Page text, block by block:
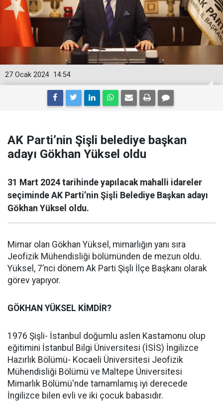
14:54
27 Ocak 2024
AK Parti’nin Şişli belediye başkan
adayı Gökhan Yüksel oldu
31 Mart 2024 tarihinde yapılacak mahalli idareler
seçiminde AK Parti’nin Şişli Belediye Başkan adayı
Gökhan Yüksel oldu.
Mimar olan Gökhan Yüksel, mimarlığın yanı sıra
Jeofizik Mühendisliği bölümünden de mezun oldu.
Yüksel, 7’nci dönem Ak Parti Şişli İlçe Başkanı olarak
görev yapıyor.
GÖKHAN YÜKSEL KİMDİR?
1976 Şişli- İstanbul doğumlu aslen Kastamonu olup
eğitimini İstanbul Bilgi Üniversitesi (İSİS) İngilizce
Hazırlık Bölümü- Kocaeli Üniversitesi Jeofizik
Mühendisliği Bölümü ve Maltepe Üniversitesi
Mimarlık Bölümü'nde tamamlamış iyi derecede
İngilizce bilen evli ve iki çocuk babasıdır.